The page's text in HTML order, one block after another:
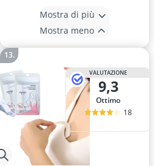
Mostra di più
Mostra meno
VALUTAZIONE
9,3
Ottimo
18